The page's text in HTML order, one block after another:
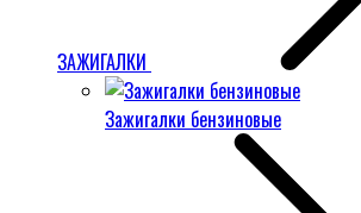
ЗАЖИГАЛКИ
Зажигалки бензиновые